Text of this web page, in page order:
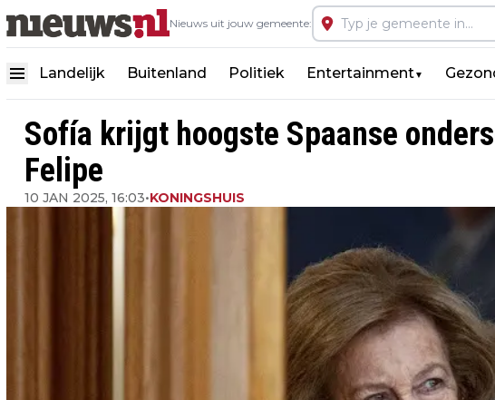
Nieuws uit jouw gemeente:
Landelijk Buitenland Politiek Entertainment▼
Sofía krijgt hoogste Spaanse
Felipe
10 JAN 2025, 16:03•KONINGSHUIS